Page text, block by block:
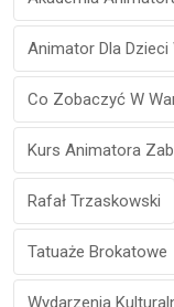
Animator Dla Dzieci
Co Zobaczyć W
Kurs Animatora
Rafał Trzaskowski
Tatuaże Brokatowe
Wydarzenia